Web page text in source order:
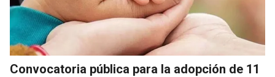
Convocatoria pública para la adopción de 11